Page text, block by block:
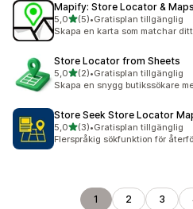
Mapify: Store Locator & Maps
5,0av 5 stjärnor
(5)
5 recensioner totalt
•Gratisplan tillgänglig
Skapa en karta som matchar
Store Locator from Sheets
5,0av 5 stjärnor
(2)
2 recensioner totalt
•Gratisplan tillgänglig
Skapa en snygg butikssökare
Store Seek Store Locator
5,0av 5 stjärnor
(3)
3 recensioner totalt
•Gratisplan tillgänglig
Flerspråkig sökfunktion för
1 2 3